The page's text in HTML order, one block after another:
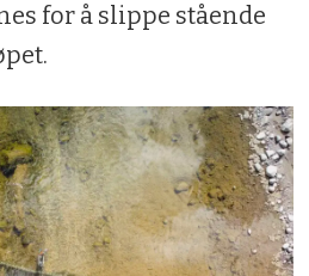
for å slippe stående